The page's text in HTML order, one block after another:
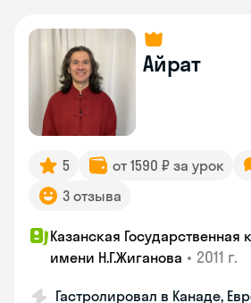
Айрат
5 от 1590 ₽ за урок
3 отзыва
Казанская Государственная
имени Н.Г.Жиганова • 2011 г.
Гастролировал в Канаде,